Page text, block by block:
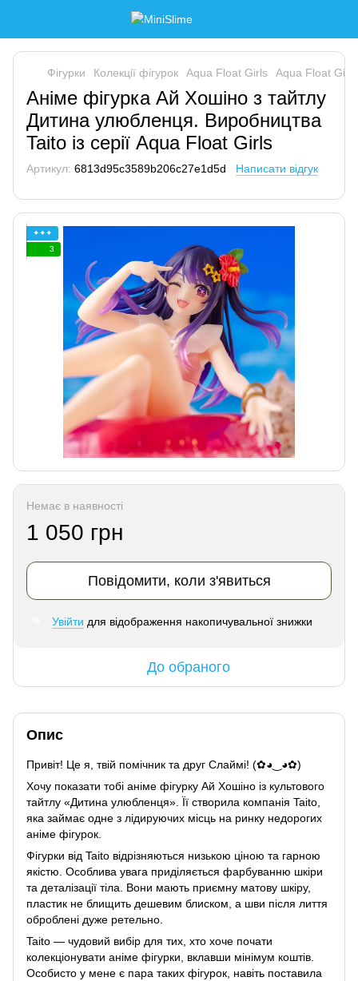
Фігурки Колекції фігурок Aqua Float Girls Aqua Float
Аніме фігурка Ай Хошіно з тайтлу
Дитина улюбленця. Виробництва
Taito із серії Aqua Float Girls
Артикул: 6813d95c3589b206c27e1d5d Написати відгук
✦✦✦
3
Немає в наявності
1 050 грн
Повідомити, коли з'явиться
Увійти для відображення накопичувальної знижки
До обраного
Опис
Привіт! Це я, твій помічник та друг Слаймі! (✿◕‿◕✿)
Хочу показати тобі аніме фігурку Ай Хошіно із культового
тайтлу «Дитина улюбленця». Її створила компанія Taito,
яка займає одне з лідируючих місць на ринку недорогих
аніме фігурок.
Фігурки від Taito відрізняються низькою ціною та гарною
якістю. Особлива увага приділяється фарбуванню шкіри
та деталізації тіла. Вони мають приємну матову шкіру,
пластик не блищить дешевим блиском, а шви після лиття
оброблені дуже ретельно.
Taito — чудовий вибір для тих, хто хоче почати
колекціонувати аніме фігурки, вклавши мінімум коштів.
Особисто у мене є пара таких фігурок, навіть поставила